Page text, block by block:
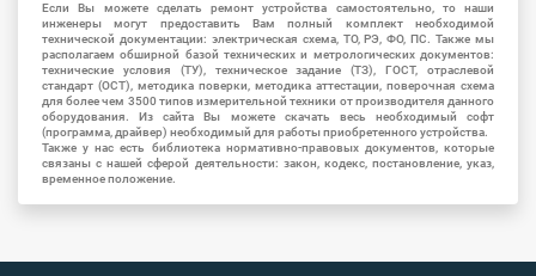
Если Вы можете сделать ремонт устройства самостоятельно, то наши
инженеры могут предоставить Вам полный комплект необходимой
технической документации: электрическая схема, ТО, РЭ, ФО, ПС. Также мы
располагаем обширной базой технических и метрологических документов:
технические условия (ТУ), техническое задание (ТЗ), ГОСТ, отраслевой
стандарт (ОСТ), методика поверки, методика аттестации, поверочная схема
для более чем 3500 типов измерительной техники от производителя данного
оборудования. Из сайта Вы можете скачать весь необходимый софт
(программа, драйвер) необходимый для работы приобретенного устройства.
Также у нас есть библиотека нормативно-правовых документов, которые
связаны с нашей сферой деятельности: закон, кодекс, постановление, указ,
временное положение.